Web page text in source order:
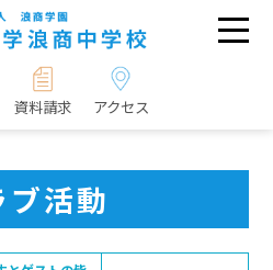
資料請求 アクセス
ブ活動